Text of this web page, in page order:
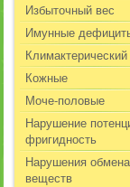
Избыточный вес
Имунные
Кожные
Моче-половые
Нарушение
фригидность
Нарушения обмена
веществ